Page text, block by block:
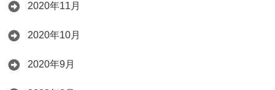
2020年11月
2020年10月
2020年9月